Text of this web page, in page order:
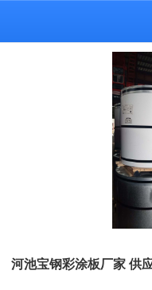
河池宝钢彩涂板厂家 供